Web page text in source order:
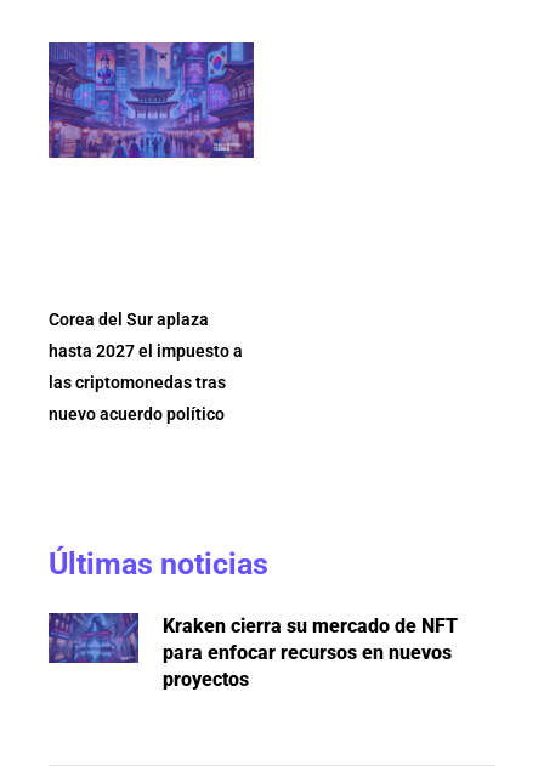
Corea del Sur aplaza
hasta 2027 el impuesto a
las criptomonedas tras
nuevo acuerdo político
Últimas noticias
Kraken cierra su mercado de NFT
para enfocar recursos en nuevos
proyectos